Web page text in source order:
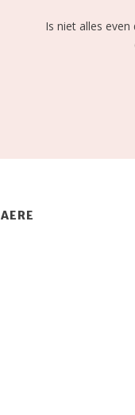
Is niet alles